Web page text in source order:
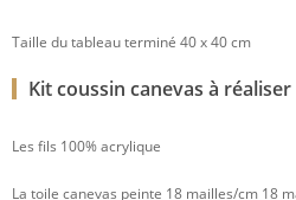
Taille du tableau terminé 40 x 40 cm
Kit coussin canevas à
Les fils 100% acrylique
La toile canevas peinte 18 mailles/cm 18